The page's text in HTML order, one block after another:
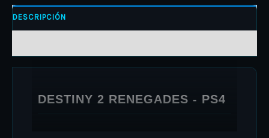
DESCRIPCIÓN
DESTINY 2 RENEGADES - PS4